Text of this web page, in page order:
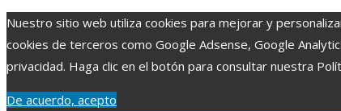
Nuestro sitio web utiliza cookies para mejorar y
cookies de terceros como Google Adsense, Google
privacidad. Haga clic en el botón para consultar nuestra
De acuerdo, acepto